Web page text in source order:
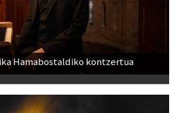
Hamabostaldiko kontzertua